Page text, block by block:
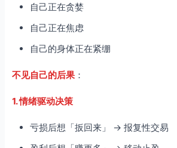
自己正在贪婪
自己正在焦虑
自己的身体正在紧绷
不见自己的后果 ：
1. 情绪驱动决策
亏损后想「扳回来」 → 报复性交易